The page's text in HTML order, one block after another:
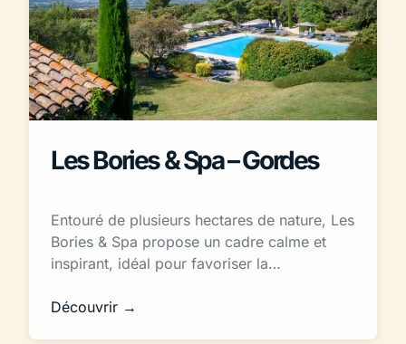
Les Bories & Spa – Gordes
Entouré de plusieurs hectares de nature, Les
Bories & Spa propose un cadre calme et
inspirant, idéal pour favoriser la…
Découvrir →